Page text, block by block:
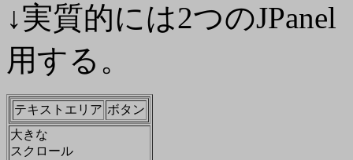
↓実質的には2つの
用する。
テキストエリア ボタン
大きな
スクロール